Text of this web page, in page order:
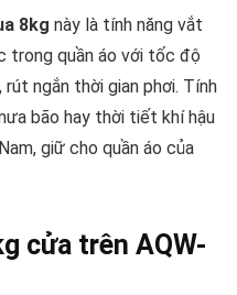
8kg này là tính năng vắt
trong quần áo với tốc độ
ngắn thời gian phơi. Tính
bão hay thời tiết khí hậu
giữ cho quần áo của
cửa trên AQW-